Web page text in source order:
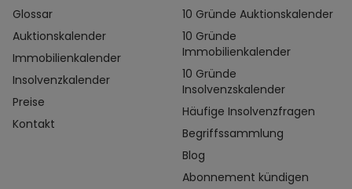
Glossar
Auktionskalender
Immobilienkalender
Insolvenzkalender
Preise
Kontakt
10 Gründe Auktionskalender
10 Gründe
Immobilienkalender
10 Gründe
Insolvenzskalender
Häufige Insolvenzfragen
Begriffssammlung
Blog
Abonnement kündigen